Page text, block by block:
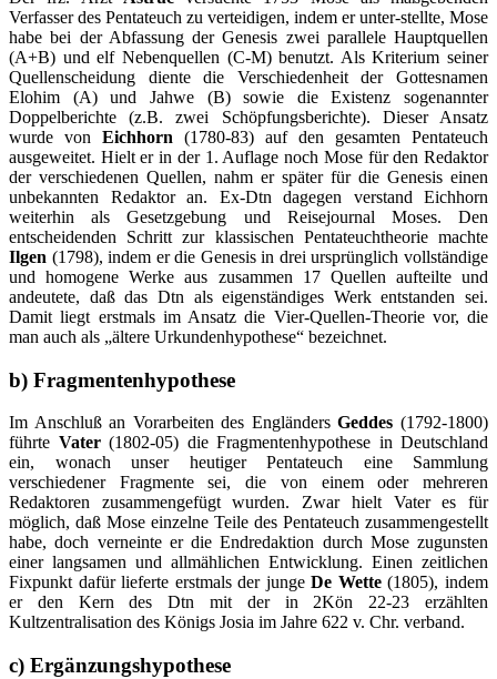
Verfasser des Pentateuch zu verteidigen, indem er unter-stellte, Mose
habe bei der Abfassung der Genesis zwei parallele Hauptquellen
(A+B) und elf Nebenquellen (C-M) benutzt. Als Kriterium seiner
Quellenscheidung diente die Verschiedenheit der Gottesnamen
Elohim (A) und Jahwe (B) sowie die Existenz sogenannter
Doppelberichte (z.B. zwei Schöpfungsberichte). Dieser Ansatz
wurde von Eichhorn (1780-83) auf den gesamten Pentateuch
ausgeweitet. Hielt er in der 1. Auflage noch Mose für den Redaktor
der verschiedenen Quellen, nahm er später für die Genesis einen
unbekannten Redaktor an. Ex-Dtn dagegen verstand Eichhorn
weiterhin als Gesetzgebung und Reisejournal Moses. Den
entscheidenden Schritt zur klassischen Pentateuchtheorie machte
Ilgen (1798), indem er die Genesis in drei ursprünglich vollständige
und homogene Werke aus zusammen 17 Quellen aufteilte und
andeutete, daß das Dtn als eigenständiges Werk entstanden sei.
Damit liegt erstmals im Ansatz die Vier-Quellen-Theorie vor, die
man auch als „ältere Urkundenhypothese“ bezeichnet.
b) Fragmentenhypothese
Im Anschluß an Vorarbeiten des EngländersGeddes (1792-1800)
führte Vater(1802-05) die Fragmentenhypothese in Deutschland
ein, wonach unser heutiger Pentateuch eine Sammlung
verschiedener Fragmente sei, die von einem oder mehreren
Redaktoren zusammengefügt wurden. Zwar hielt Vater es für
möglich, daß Mose einzelne Teile des Pentateuch zusammengestellt
habe, doch verneinte er die Endredaktion durch Mose zugunsten
einer langsamen und allmählichen Entwicklung. Einen zeitlichen
Fixpunkt dafür lieferte erstmals der jungeDe Wette(1805), indem
er den Kern des Dtn mit der in 2Kön 22-23 erzählten
Kultzentralisation des Königs Josia im Jahre 622 v. Chr. verband.
c) Ergänzungshypothese